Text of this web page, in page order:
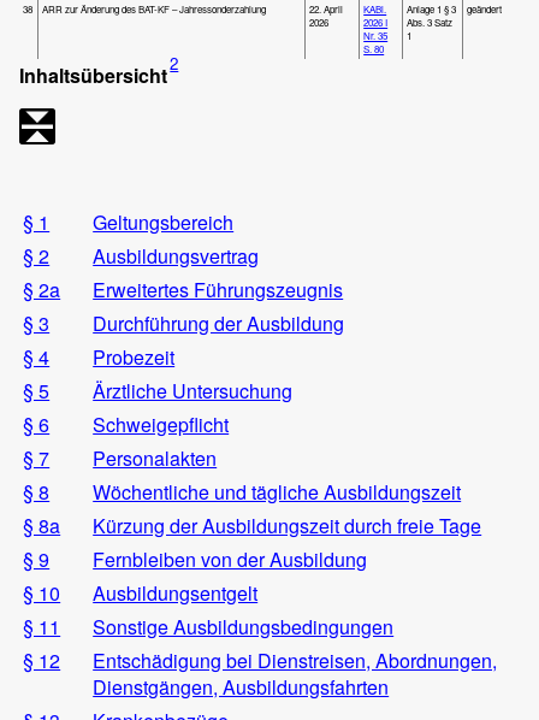
38 ARR zur Änderung des BAT-KF – Jahressonderzahlung
22. April
2026
KABl.
2026 I
Nr. 35
S. 80
Anlage 1 § 3
Abs. 3 Satz
1
geändert
Inhaltsübersicht2
§ 1
Geltungsbereich
§ 2
Ausbildungsvertrag
§ 2a
Erweitertes Führungszeugnis
§ 3
Durchführung der Ausbildung
§ 4
Probezeit
§ 5
Ärztliche Untersuchung
§ 6
Schweigepflicht
§ 7
Personalakten
§ 8
Wöchentliche und tägliche Ausbildungszeit
§ 8a
Kürzung der Ausbildungszeit durch freie Tage
§ 9
Fernbleiben von der Ausbildung
§ 10
Ausbildungsentgelt
§ 11
Sonstige Ausbildungsbedingungen
§ 12
Entschädigung bei Dienstreisen, Abordnungen,
Dienstgängen, Ausbildungsfahrten